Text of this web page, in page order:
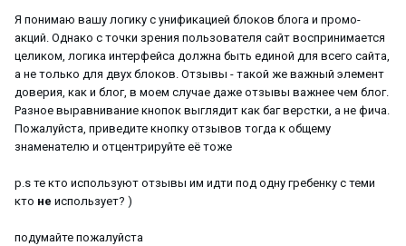
Я понимаю вашу логику с унификацией блоков блога и промо-
акций. Однако с точки зрения пользователя сайт воспринимается
целиком, логика интерфейса должна быть единой для всего сайта,
а не только для двух блоков. Отзывы - такой же важный элемент
доверия, как и блог, в моем случае даже отзывы важнее чем блог.
Разное выравнивание кнопок выглядит как баг верстки, а не фича.
Пожалуйста, приведите кнопку отзывов тогда к общему
знаменателю и отцентрируйте её тоже
p.s те кто используют отзывы им идти под одну гребенку с теми
кто не использует? )
подумайте пожалуйста